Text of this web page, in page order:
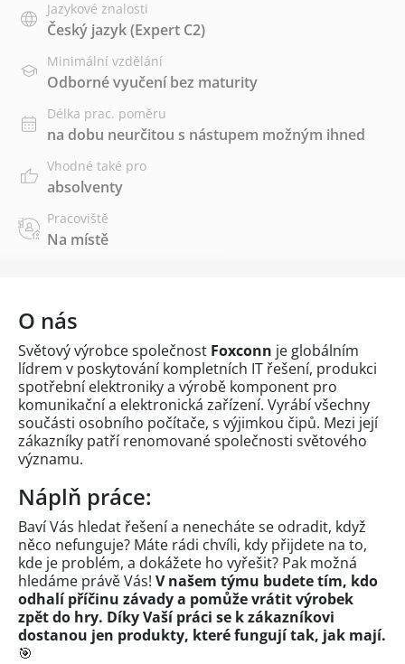
Jazykové znalosti
Český jazyk(Expert C2)
Minimální vzdělání
Odborné vyučení bez maturity
Délka prac. poměru
na dobu neurčitou s nástupem možným ihned
Vhodné také pro
absolventy
Pracoviště
Na místě
O nás
Světový výrobce společnost Foxconn je globálním
lídrem v poskytování kompletních IT řešení, produkci
spotřební elektroniky a výrobě komponent pro
komunikační a elektronická zařízení. Vyrábí všechny
součásti osobního počítače, s výjimkou čipů. Mezi její
zákazníky patří renomované společnosti světového
významu.
Náplň práce:
Baví Vás hledat řešení a nenecháte se odradit, když
něco nefunguje? Máte rádi chvíli, kdy přijdete na to,
kde je problém, a dokážete ho vyřešit? Pak možná
hledáme právě Vás! V našem týmu budete tím, kdo
odhalí příčinu závady a pomůže vrátit výrobek
zpět do hry. Díky Vaší práci se k zákazníkovi
dostanou jen produkty, které fungují tak, jak mají.
🎯